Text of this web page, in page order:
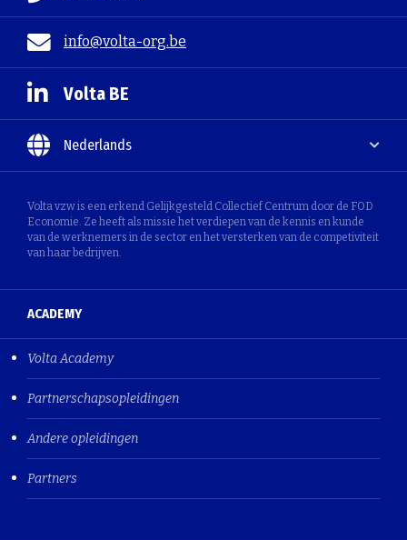
info@volta-org.be
Volta vzw is een erkend Gelijkgesteld Collectief Centrum door de FOD
Economie. Ze heeft als missie het verdiepen van de kennis en kunde
van de werknemers in de sector en het versterken van de competiviteit
van haar bedrijven.
Volta BE
Nederlands
ACADEMY
Volta Academy
Partnerschapsopleidingen
Andere opleidingen
Partners